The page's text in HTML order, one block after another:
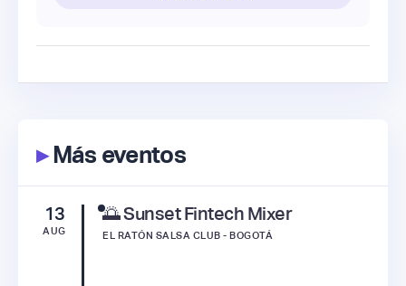
▸Más eventos
13
AUG
🌅 Sunset Fintech Mixer
EL RATÓN SALSA CLUB - BOGOTÁ